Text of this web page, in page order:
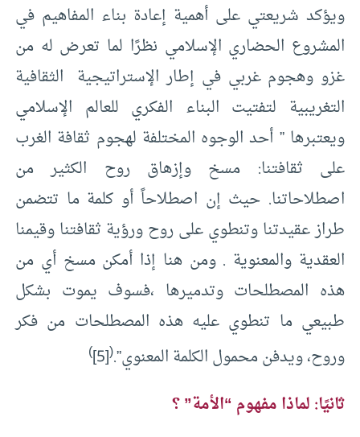
ويؤكد شريعتي على أهمية إعادة بناء المفاهيم في
المشروع الحضاري الإسلامي نظرًا لما تعرض له من
غزو وهجوم غربي في إطار الإستراتيجية الثقافية
التغريبية لتفتيت البناء الفكري للعالم الإسلامي
ويعتبرها ” أحد الوجوه المختلفة لهجوم ثقافة الغرب
على ثقافتنا: مسخ وإزهاق روح الكثير من
اصطلاحاتنا. حيث إن اصطلاحاً أو كلمة ما تتضمن
طراز عقيدتنا وتنطوي على روح ورؤية ثقافتنا وقيمنا
العقدية والمعنوية . ومن هنا إذا أمكن مسخ أي من
هذه المصطلحات وتدميرها ،فسوف يموت بشكل
طبيعي ما تنطوي عليه هذه المصطلحات من فكر
وروح، ويدفن محمول الكلمة المعنوي”.(
[5]
)
ثانيًا: لماذا مفهوم “الأمة” ؟